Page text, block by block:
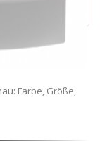
Farbe, Größe,